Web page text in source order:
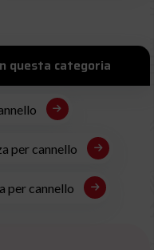
questa categoria
per cannello
per cannello